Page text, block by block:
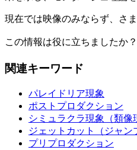
現在では映像のみならず、さ
この情報は役に立ちましたか？
関連キーワード
パレイドリア現象
ポストプロダクション
シミュラクラ現象（類像
ジェットカット（ジャン
プリプロダクション